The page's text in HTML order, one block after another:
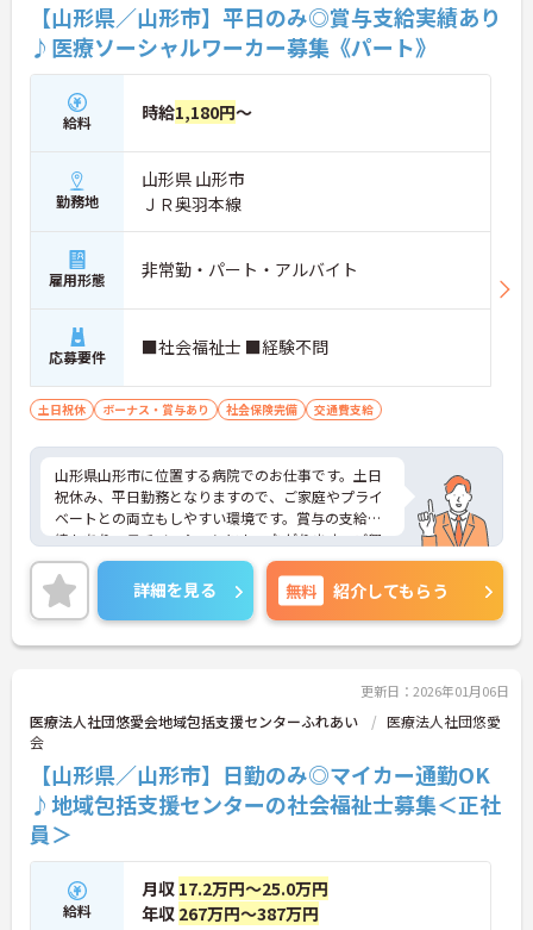
【山形県／山形市】平日のみ◎賞与支給実績あり
♪医療ソーシャルワーカー募集《パート》
給料 時給1,180円～
勤務地
山形県 山形市
ＪＲ奥羽本線
雇用形態 非常勤・パート・アルバイト
応募要件 ■社会福祉士 ■経験不問
土日祝休 ボーナス・賞与あり 社会保険完備 交通費支給
山形県山形市に位置する病院でのお仕事です。土日
祝休み、平日勤務となりますので、ご家庭やプライ
ベートとの両立もしやすい環境です。賞与の支給実
績もあり、モチベーションにもつながります。ご興
味のある方には、面接対策ポイントなど、さらに詳
細をお話しいたしますのでお気軽にご相談くださ
い！
詳細を見る 無料 紹介してもらう
更新日：2026年01月06日
医療法人社団悠愛会地域包括支援センターふれあい
医療法人社団悠愛
会
【山形県／山形市】日勤のみ◎マイカー通勤OK
♪地域包括支援センターの社会福祉士募集＜正社
員＞
給料
月収 17.2万円～25.0万円
年収 267万円～387万円